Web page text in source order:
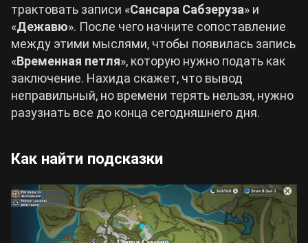
трактовать записи «Сансара Сабзеруза» и
«Дежавю». После чего начните сопоставление
между этими мыслями, чтобы появилась запись
«Временная петля», которую нужно подать как
заключение. Нахида скажет, что вывод
неправильный, но времени терять нельзя, нужно
разузнать все до конца сегодняшнего дня.
Как найти подсказки